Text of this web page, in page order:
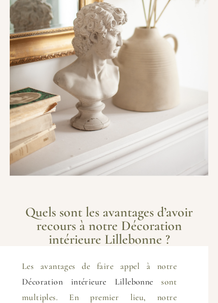
Quels sont les avantages d’avoir
recours à notre Décoration
intérieure Lillebonne ?
Les avantages de faire appel à notre
Décoration intérieure Lillebonne sont
multiples. En premier lieu, notre